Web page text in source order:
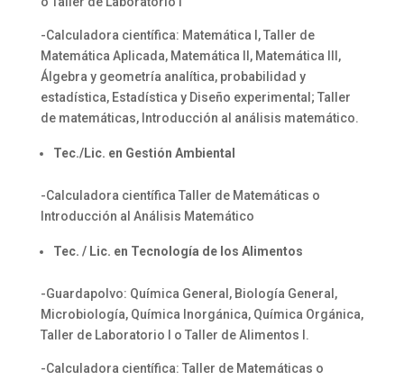
-Calculadora científica: Matemática I, Taller de
Matemática Aplicada, Matemática II, Matemática III,
Álgebra y geometría analítica, probabilidad y
estadística, Estadística y Diseño experimental; Taller
de matemáticas, Introducción al análisis matemático.
Tec./Lic. en Gestión Ambiental
-Calculadora científica Taller de Matemáticas o
Introducción al Análisis Matemático
Tec. / Lic. en Tecnología de los Alimentos
-Guardapolvo: Química General, Biología General,
Microbiología, Química Inorgánica, Química Orgánica,
Taller de Laboratorio I o Taller de Alimentos I.
-Calculadora científica: Taller de Matemáticas o